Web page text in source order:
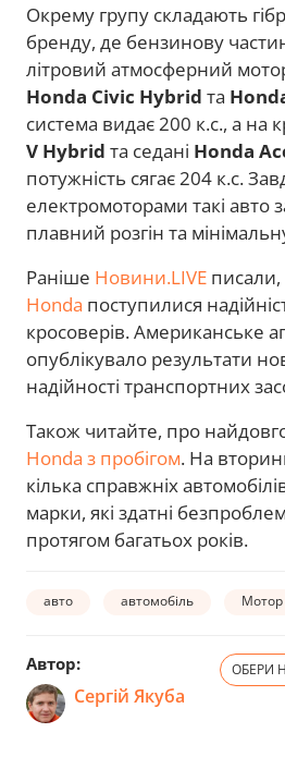
Окрему групу складають
бренду, де бензинову
літровий атмосферний
Honda Civic Hybrid та
система видає 200 к.с., а на
V Hybrid та седані Honda
потужність сягає 204 к.с.
електромоторами такі авто
плавний розгін та
Раніше Новини.LIVE
Honda поступилися
кросоверів. Американське
опублікувало результати
надійності транспортних
Також читайте, про
Honda з пробігом. На
кілька справжніх
марки, які здатні
протягом багатьох років.
авто автомобіль Мотор
Автор:
Сергій Якуба
ОБЕРИ